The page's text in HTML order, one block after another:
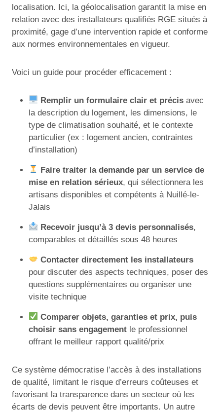
localisation. Ici, la géolocalisation garantit la mise en
relation avec des installateurs qualifiés RGE situés à
proximité, gage d’une intervention rapide et conforme
aux normes environnementales en vigueur.
Voici un guide pour procéder efficacement :
Remplir un formulaire clair et précis avec
la description du logement, les dimensions, le
type de climatisation souhaité, et le contexte
particulier (ex : logement ancien, contraintes
d’installation)
Faire traiter la demande par un service de
mise en relation sérieux, qui sélectionnera les
artisans disponibles et compétents à Nuillé-le-
Jalais
Recevoir jusqu’à 3 devis personnalisés,
comparables et détaillés sous 48 heures
Contacter directement les installateurs
pour discuter des aspects techniques, poser des
questions supplémentaires ou organiser une
visite technique
Comparer objets, garanties et prix, puis
choisir sans engagement le professionnel
offrant le meilleur rapport qualité/prix
Ce système démocratise l’accès à des installations
de qualité, limitant le risque d’erreurs coûteuses et
favorisant la transparence dans un secteur où les
écarts de devis peuvent être importants. Un autre